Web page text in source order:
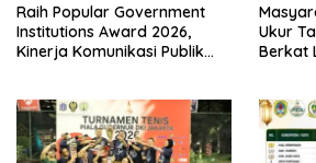
Raih Popular Government
Institutions Award 2026,
Kinerja Komunikasi Publik
Ukur
Berkat